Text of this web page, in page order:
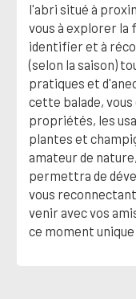
l'abri situé à
vous à explorer
identifier et à
(selon la saison)
pratiques et
cette balade,
propriétés, les
plantes et
amateur de
permettra de
vous
venir avec vos
ce moment unique